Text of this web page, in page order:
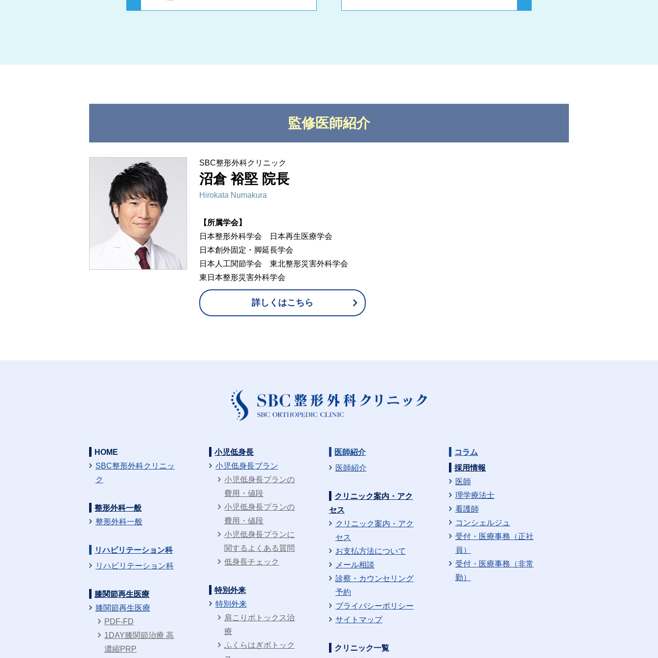
監修医師紹介
SBC整形外科クリニック
沼倉 裕堅 院長
Hirokata Numakura
【所属学会】
日本整形外科学会 日本再生医療学会
日本創外固定・脚延長学会
日本人工関節学会 東北整形災害外科学会
東日本整形災害外科学会
詳しくはこちら
HOME
SBC整形外科クリニッ
ク
整形外科一般
整形外科一般
リハビリテーション科
リハビリテーション科
膝関節再生医療
膝関節再生医療
PDF-FD
1DAY膝関節治療 高
濃縮PRP
小児低身長
小児低身長プラン
小児低身長プランの
費用・値段
小児低身長プランの
費用・値段
小児低身長プランに
関するよくある質問
低身長チェック
特別外来
特別外来
肩こりボトックス治
療
ふくらはぎボトック
医師紹介
医師紹介
クリニック案内・アク
セス
クリニック案内・アク
セス
お支払方法について
メール相談
診察・カウンセリング
予約
プライバシーポリシー
サイトマップ
クリニック一覧
コラム
採用情報
医師
理学療法士
看護師
コンシェルジュ
受付・医療事務（正社
員）
受付・医療事務（非常
勤）